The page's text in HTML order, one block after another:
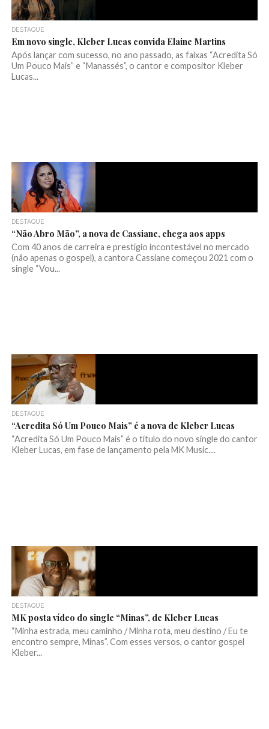
DESTAQUE
Em novo single, Kleber Lucas convida Elaine Martins
Após lançar com sucesso, no ano passado, as faixas “Acredita Só
Um Pouco Mais” e “Manassés”, o cantor e compositor Kleber
Lucas...
DESTAQUE
“Não Abro Mão”, a nova de Cassiane, chega aos apps
Com 40 anos de carreira e prestígio incontestável no mercado
(não apenas o gospel), a cantora Cassiane começou 2021 com o
single “Vou...
DESTAQUE
“Acredita Só Um Pouco Mais” é a nova de Kleber Lucas
“Acredita Só Um Pouco Mais” é o título do novo single do cantor
Kleber Lucas, em fase de lançamento pela MK Music....
DESTAQUE
MK posta vídeo do single “Minas”, de Kleber Lucas
“Minha estrada, meu caminho / Minha rota, meu destino / Eu te
encontro sempre, Minas”. Com esses versos, o cantor gospel
Kleber...